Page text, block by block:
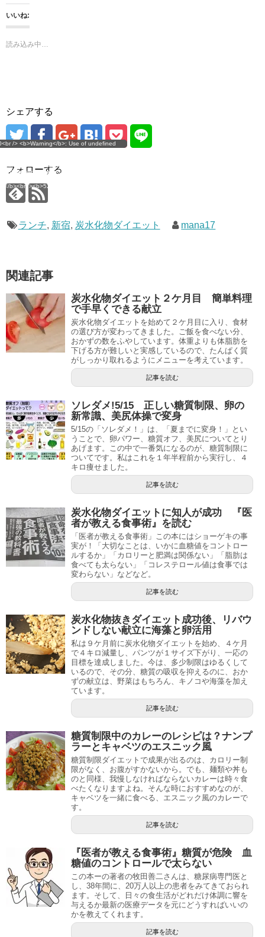
す
)
いいね:
読み込み中…
シェアする
error
b>: Use of undefined
public_html/wp-
ultimate-google-
b><br />
/> <b>Warning</b>: Use of undefined
mana17/yukimana.com/public_html/wp-
content/plugins/ultimate-google-
<b>524</b><br />
フォローする
ランチ, 新宿, 炭水化物ダイエット mana17
関連記事
炭水化物ダイエット２ケ月目 簡単料理
で手早くできる献立
炭水化物ダイエットを始めて２ケ月目に入り、食材
の選び方が変わってきました。ご飯を食べない分、
おかずの数をふやしています。体重よりも体脂肪を
下げる方が難しいと実感しているので、たんぱく質
がしっかり取れるようにメニューを考えています。
記事を読む
ソレダメ!5/15 正しい糖質制限、卵の
新常識、美尻体操で変身
5/15の「ソレダメ！」は、「夏までに変身！」とい
うことで、卵パワー、糖質オフ、美尻についてとり
あげます。この中で一番気になるのが、糖質制限に
ついてです。私はこれを１年半程前から実行し、４
キロ痩せました。
記事を読む
炭水化物ダイエットに知人が成功 『医
者が教える食事術』を読む
「医者が教える食事術」この本にはショーゲキの事
実が！「大切なことは、いかに血糖値をコントロー
ルするか」「カロリーと肥満は関係ない」「脂肪は
食べても太らない」「コレステロール値は食事では
変わらない」などなど。
記事を読む
炭水化物抜きダイエット成功後、リバウ
ンドしない献立に海藻と卵活用
私は９ケ月前に炭水化物ダイエットを始め、４ケ月
で４キロ減量し、パンツが１サイズ下がり、一応の
目標を達成しました。今は、多少制限はゆるくして
いるので、その分、糖質の吸収を抑えるのに、おか
ずの献立は、野菜はもちろん、キノコや海藻を加え
ています。
記事を読む
糖質制限中のカレーのレシピは？ナンプ
ラーとキャベツのエスニック風
糖質制限ダイエットで成果が出るのは、カロリー制
限がなく、お腹がすかないから。でも、麺類や丼も
のと同様、我慢しなければならないカレーは時々食
べたくなりますよね。そんな時におすすめなのが、
キャベツを一緒に食べる、エスニック風のカレーで
す。
記事を読む
『医者が教える食事術』糖質が危険 血
糖値のコントロールで太らない
この本ーの著者の牧田善二さんは、糖尿病専門医と
し、38年間に、20万人以上の患者をみてきておられ
ます。そして、日々の食生活がどれだけ体調に響を
与えるか最新の医療データを元にどうすればいいの
かを教えてくれます。
記事を読む